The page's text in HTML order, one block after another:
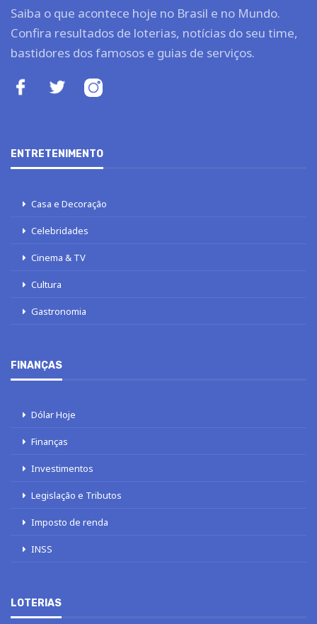
Saiba o que acontece hoje no Brasil e no Mundo.
Confira resultados de loterias, notícias do seu time,
bastidores dos famosos e guias de serviços.
ENTRETENIMENTO
Casa e Decoração
Celebridades
Cinema & TV
Cultura
Gastronomia
FINANÇAS
Dólar Hoje
Finanças
Investimentos
Legislação e Tributos
Imposto de renda
INSS
LOTERIAS